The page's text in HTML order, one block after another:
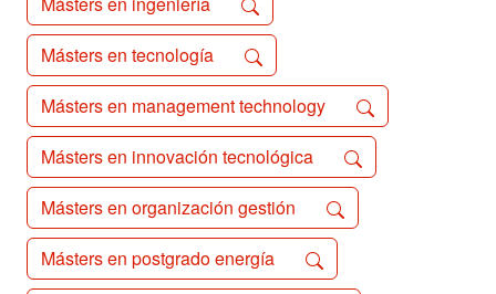
Másters en tecnología
Másters en management technology
Másters en innovación tecnológica
Másters en organización gestión
Másters en postgrado energía